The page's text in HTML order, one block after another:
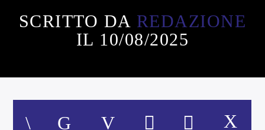
SCRITTO DA REDAZIONE
IL 10/08/2025